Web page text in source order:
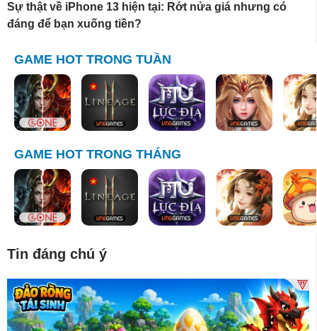
Sự thật về iPhone 13 hiện tại: Rớt nửa giá nhưng có
đáng để bạn xuống tiền?
GAME HOT TRONG TUẦN
GAME HOT TRONG THÁNG
Tin đáng chú ý